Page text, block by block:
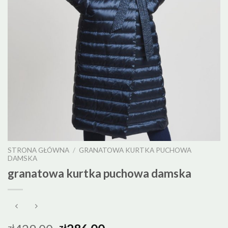
STRONA GŁÓWNA / GRANATOWA KURTKA PUCHOWA
DAMSKA
granatowa kurtka puchowa damska